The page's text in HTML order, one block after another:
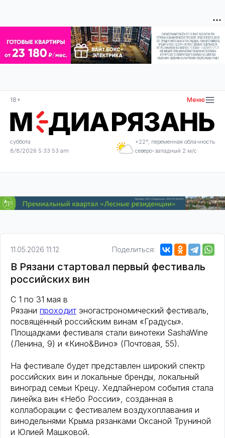
18+ Меню
суббота
8/8/2026 5:33:53 am
+22°, переменная облачность
северо-западный 2 м/с
11.05.2026 11:12 Поделиться:
В Рязани стартовал первый фестиваль
российских вин
С 1 по 31 мая в
Рязани проходит эногастрономический фестиваль,
посвящённый российским винам «Градусы».
Площадками фестиваля стали винотеки SashaWine
(Ленина, 9) и «Кино&Вино» (Почтовая, 55).
На фестивале будет представлен широкий спектр
российских вин и локальные бренды, локальный
виноград семьи Крецу. Хедлайнером события стала
линейка вин «Небо России», созданная в
коллаборации с фестивалем воздухоплавания и
винодельнями Крыма рязанками Оксаной Труниной
и Юлией Машковой.